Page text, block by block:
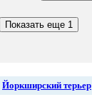
Показать еще 1
Йоркширский терьер